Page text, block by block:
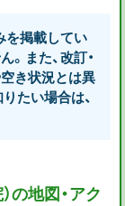
を掲載してい
また、改訂・
き状況とは異
たい場合は、
の地図・アク